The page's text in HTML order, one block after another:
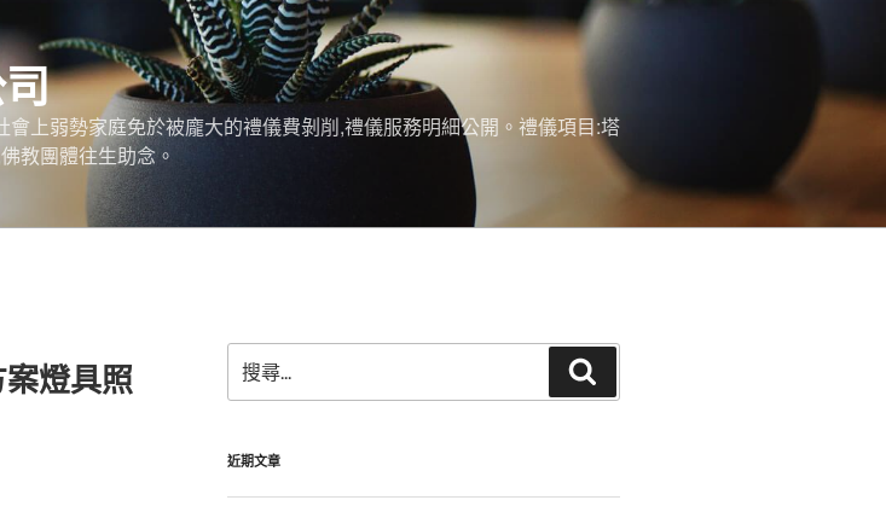
上弱勢家庭免於被龐大的禮儀費剝削,禮儀服務明細公開。禮儀項目:塔
教團體往生助念。
燈具照
尋
關
字:
尋
近期文章